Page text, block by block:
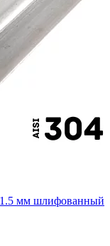
мм шлифованный